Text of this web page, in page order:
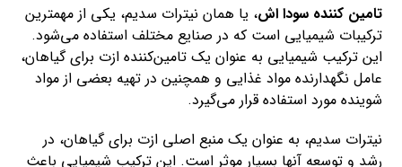
تامین کننده سودا اش، یا همان نیترات سدیم، یکی از مهمترین
ترکیبات شیمیایی است که در صنایع مختلف استفاده می‌شود.
این ترکیب شیمیایی به عنوان یک تامین‌کننده ازت برای گیاهان،
عامل نگهدارنده مواد غذایی و همچنین در تهیه بعضی از مواد
شوینده مورد استفاده قرار می‌گیرد.
نیترات سدیم، به عنوان یک منبع اصلی ازت برای گیاهان، در
رشد و توسعه آنها بسیار موثر است. این ترکیب شیمیایی باعث